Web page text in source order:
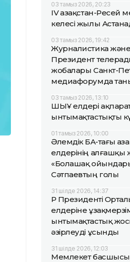
03 тамыз 2026, 20:23
IV Қазақстан-
келесі жылы
03 тамыз 2026, 19:42
Журналистика
Президент
жобалары Санкт-
медиафорумда
03 тамыз 2026, 13:10
ШЫҰ елдері
ынтымақтастықты
01 тамыз 2026, 10:00
Әлемдік БАҚ-тағы
елдерінің алғашқы
«Болашақ
Сәтпаевтың голы
31 шілде 2026, 14:37
ҚР Президенті
елдеріне
ынтымақтастық
әзірлеуді ұсынды
31 шілде 2026, 12:03
Мемлекет басшысы